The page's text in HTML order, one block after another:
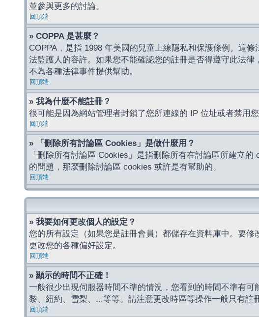
並參與更多的討論。
回頂端
» COPPA 是甚麼？
COPPA，是指 1998 年美國的兒童上線隱私和保護條例。這
法監護人的容許。如果您不能確認您的註冊是否得遵守此法
不為各種法律事件提供幫助。
回頂端
» 我為什麼不能註冊？
很可能是因為網站管理者封鎖了您所連線的 IP 位址或者禁用
回頂端
» 「刪除所有討論區 Cookies」是做什麼用？
「刪除所有討論區 Cookies」是指刪除所有在討論區所建立
的問題，那麼刪除討論區 cookies 或許是有幫助的。
回頂端
» 我要如何更改個人的設定？
您的所有設定（如果您是註冊會員）都儲存在資料庫中。要修
更改您的各種偏好設定。
回頂端
» 顯示的時間不正確！
一般很少出現伺服器時間不準的情況，您看到的時間不準有
黎、紐約、雪梨、...等等。請注意更改時區等操作一般只有註
回頂端